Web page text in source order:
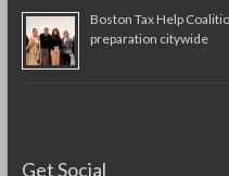
Boston Tax Help
preparation citywide
Get Social